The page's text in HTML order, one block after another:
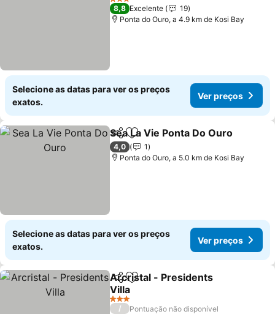
3 Estrelas
8,8 Excelente
19
Ponta do Ouro, a 4.9 km de Kosi Bay
Selecione as datas para ver os preços
exatos.
Ver preços
PartilharAdicionar aos favoritos
Sea La Vie Ponta Do Ouro
4,0
1
Ponta do Ouro, a 5.0 km de Kosi Bay
Selecione as datas para ver os preços
exatos.
Ver preços
PartilharAdicionar aos favoritos
Arcristal - Presidents
Villa
Ver preços
3 Estrelas
/
Pontuação não disponível